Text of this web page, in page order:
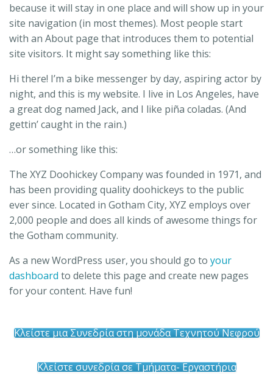
because it will stay in one place and will show up in your
site navigation (in most themes). Most people start
with an About page that introduces them to potential
site visitors. It might say something like this:
Hi there! I’m a bike messenger by day, aspiring actor by
night, and this is my website. I live in Los Angeles, have
a great dog named Jack, and I like piña coladas. (And
gettin’ caught in the rain.)
…or something like this:
The XYZ Doohickey Company was founded in 1971, and
has been providing quality doohickeys to the public
ever since. Located in Gotham City, XYZ employs over
2,000 people and does all kinds of awesome things for
the Gotham community.
As a new WordPress user, you should go to your
dashboard to delete this page and create new pages
for your content. Have fun!
Κλείστε μια Συνεδρία στη μονάδα Τεχνητού Νεφρού
Κλείστε συνεδρία σε Τμήματα- Εργαστήρια